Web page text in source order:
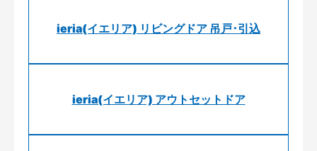
ieria(イエリア) リビングドア 吊戸･引込
ieria(イエリア) アウトセットドア